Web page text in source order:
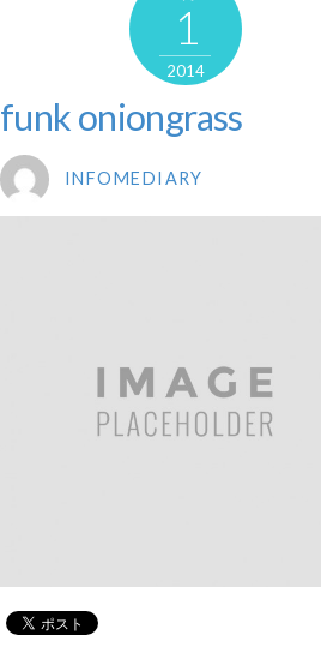
1
2014
funk oniongrass
INFOMEDIARY